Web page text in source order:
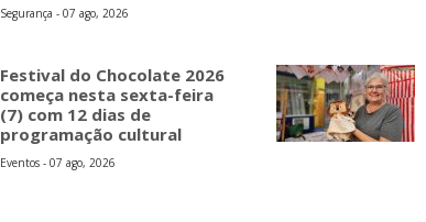
Segurança - 07 ago, 2026
Festival do Chocolate 2026
começa nesta sexta-feira
(7) com 12 dias de
programação cultural
Eventos - 07 ago, 2026